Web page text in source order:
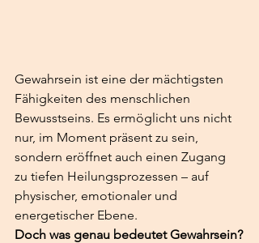
Gewahrsein ist eine der mächtigsten
Fähigkeiten des menschlichen
Bewusstseins. Es ermöglicht uns nicht
nur, im Moment präsent zu sein,
sondern eröffnet auch einen Zugang
zu tiefen Heilungsprozessen – auf
physischer, emotionaler und
energetischer Ebene.
Doch was genau bedeutet Gewahrsein?